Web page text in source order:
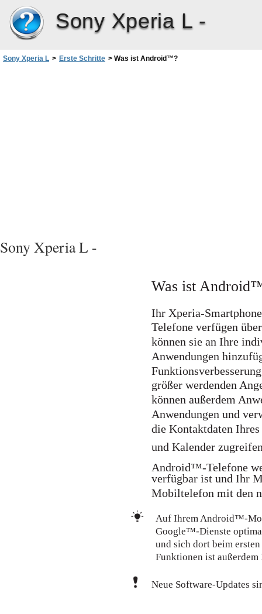
Sony Xperia L -
Sony Xperia L > Erste Schritte > Was ist Android™‎?
Sony Xperia L -
Was ist
Ihr Xperia-
Telefone verfügen
können sie an Ihre
Anwendungen
größer werdenden
können außerdem
Anwendungen und
die Kontaktdaten
und Kalender
Android™-Telefone
verfügbar ist und Ihr
Mobiltelefon mit den
Auf Ihrem Android™-
Google™-Dienste
und sich dort beim
Funktionen ist
Neue Software-Updates